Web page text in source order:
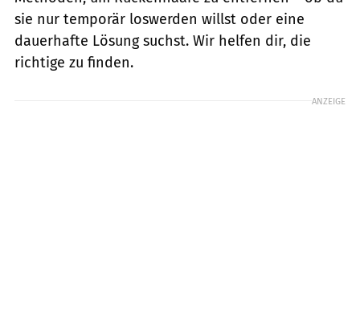
sie nur temporär loswerden willst oder eine
dauerhafte Lösung suchst. Wir helfen dir, die
richtige zu finden.
ANZEIGE